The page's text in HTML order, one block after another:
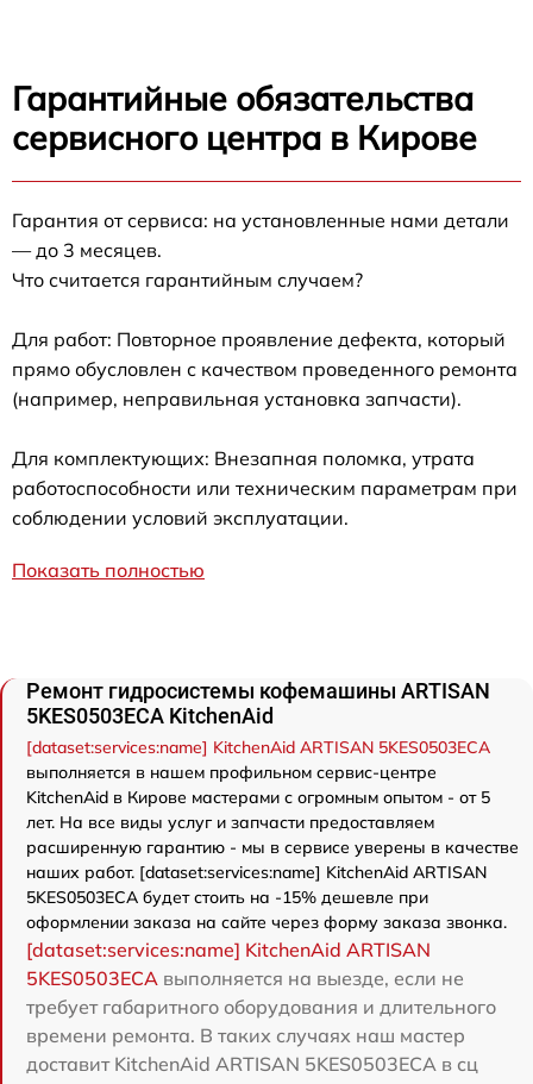
Гарантийные обязательства
сервисного центра в Кирове
Гарантия от сервиса: на установленные нами детали
— до 3 месяцев.
Что считается гарантийным случаем?
Для работ: Повторное проявление дефекта, который
прямо обусловлен с качеством проведенного ремонта
(например, неправильная установка запчасти).
Для комплектующих: Внезапная поломка, утрата
работоспособности или техническим параметрам при
соблюдении условий эксплуатации.
Показать полностью
Ремонт гидросистемы кофемашины ARTISAN
5KES0503ECA KitchenAid
[dataset:services:name] KitchenAid ARTISAN 5KES0503ECA
выполняется в нашем профильном сервис-центре
KitchenAid в Кирове мастерами с огромным опытом - от 5
лет. На все виды услуг и запчасти предоставляем
расширенную гарантию - мы в сервисе уверены в качестве
наших работ. [dataset:services:name] KitchenAid ARTISAN
5KES0503ECA будет стоить на -15% дешевле при
оформлении заказа на сайте через форму заказа звонка.
[dataset:services:name] KitchenAid ARTISAN
5KES0503ECA выполняется на выезде, если не
требует габаритного оборудования и длительного
времени ремонта. В таких случаях наш мастер
доставит KitchenAid ARTISAN 5KES0503ECA в сц